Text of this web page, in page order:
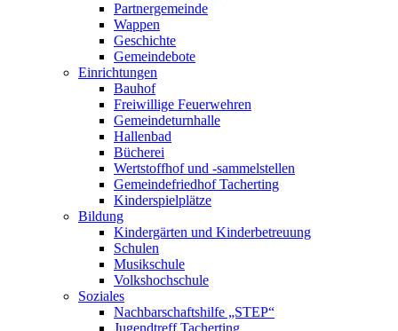
Partnergemeinde
Wappen
Geschichte
Gemeindebote
Einrichtungen
Bauhof
Freiwillige Feuerwehren
Gemeindeturnhalle
Hallenbad
Bücherei
Wertstoffhof und -sammelstellen
Gemeindefriedhof Tacherting
Kinderspielplätze
Bildung
Kindergärten und Kinderbetreuung
Schulen
Musikschule
Volkshochschule
Soziales
Nachbarschaftshilfe „STEP“
Jugendtreff Tacherting